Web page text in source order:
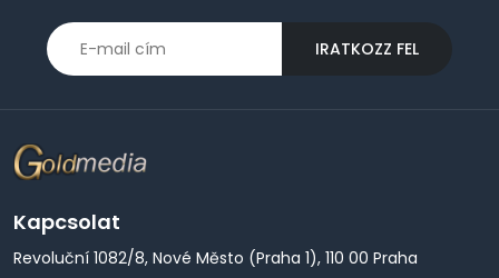
IRATKOZZ FEL
Kapcsolat
Revoluční 1082/8, Nové Město (Praha 1), 110 00 Praha